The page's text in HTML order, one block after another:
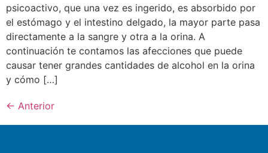
psicoactivo, que una vez es ingerido, es absorbido por
el estómago y el intestino delgado, la mayor parte pasa
directamente a la sangre y otra a la orina. A
continuación te contamos las afecciones que puede
causar tener grandes cantidades de alcohol en la orina
y cómo […]
← Anterior